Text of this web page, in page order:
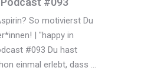
So motivierst Du
| "happy in
#093 Du hast
einmal erlebt, dass ...